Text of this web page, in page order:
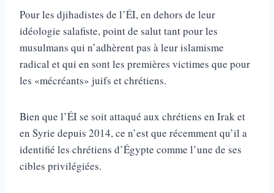
Pour les djihadistes de l’ÉI, en dehors de leur
idéologie salafiste, point de salut tant pour les
musulmans qui n’adhèrent pas à leur islamisme
radical et qui en sont les premières victimes que pour
les «mécréants» juifs et chrétiens.
Bien que l’ÉI se soit attaqué aux chrétiens en Irak et
en Syrie depuis 2014, ce n’est que récemment qu’il a
identifié les chrétiens d’Égypte comme l’une de ses
cibles privilégiées.